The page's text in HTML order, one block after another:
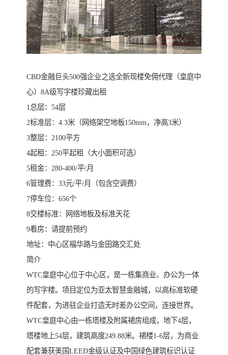
CBD金融巨头500强企业之选全新现楼免佣代理（皇庭中
心）8A级写字楼珍藏出租
1总层：54层
2标准层：4.3米（网络架空地板150mm，净高3米）
3整层：2100平方
4起租：250平起租（大小面积可选）
5租金：280-400/平/月
6管理费：33元/平/月（包含空调费）
7停车位：656个
8交楼标准：网络地板及标准天花
9看房：请提前预约
地址：中心区福华路与金田路交汇处
简介
WTC皇庭中心位于中心区，是一栋集商业、办公为一体
的写字楼。项目定位为亚太智慧金融城，以高标准软硬
件配套，为进驻企业打造无时差办公空间，连接世界。
WTC皇庭中心由一栋塔楼及附属裙房组成，地下4层，
塔楼地上54层，建筑高度249.88米。裙楼1-6层，为商业
配套兼获美国LEED金级认证及中国绿色建筑标识认证